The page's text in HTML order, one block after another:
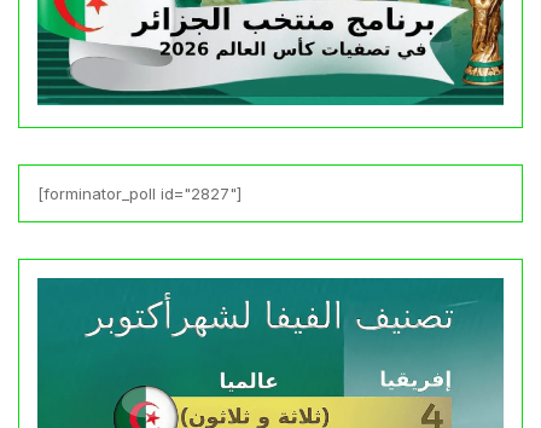
[forminator_poll id="2827"]